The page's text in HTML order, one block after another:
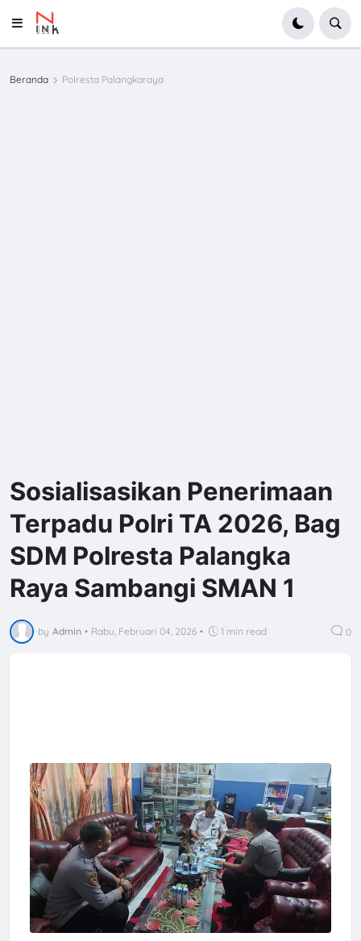
Beranda Polresta Palangkaraya
Sosialisasikan Penerimaan
Terpadu Polri TA 2026, Bag
SDM Polresta Palangka
Raya Sambangi SMAN 1
by Admin • Rabu, Februari 04, 2026 • 1 min read 0